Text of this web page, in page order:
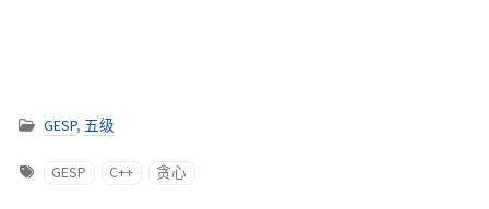
GESP, 五级
GESP C++ 贪心